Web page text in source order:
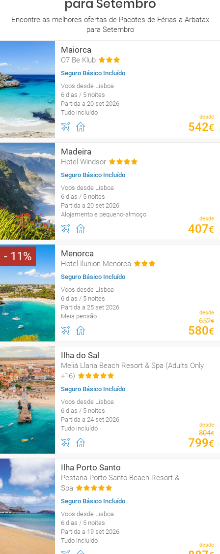
para Setembro
Encontre as melhores ofertas de Pacotes de Férias a Arbatax
para Setembro
Maiorca
O7 Be Klub
Seguro Básico Incluído
Voos desde Lisboa
6 dias / 5 noites
Partida a 20 set 2026
Tudo incluído
desde
542€
Madeira
Hotel Windsor
Seguro Básico Incluído
Voos desde Lisboa
6 dias / 5 noites
Partida a 20 set 2026
Alojamento e pequeno-almoço
desde
407€
11 Menorca
Hotel Ilunion Menorca
Seguro Básico Incluído
Voos desde Lisboa
6 dias / 5 noites
Partida a 25 set 2026
Meia pensão
desde
652€
580€
Ilha do Sal
Meliá Llana Beach Resort & Spa (Adults Only
+16)
Seguro Básico Incluído
Voos desde Lisboa
6 dias / 5 noites
Partida a 24 set 2026
Tudo incluído
desde
804€
799€
Ilha Porto Santo
Pestana Porto Santo Beach Resort &
Spa
Seguro Básico Incluído
Voos desde Lisboa
6 dias / 5 noites
Partida a 19 set 2026
Tudo incluído
desde